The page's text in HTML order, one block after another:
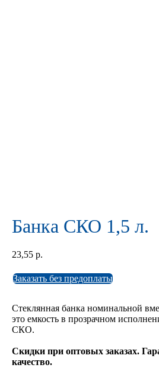
Банка СКО 1,5 л.
23,55 р.
Заказать без предоплаты
Стеклянная банка номинальной
это емкость в прозрачном
СКО.
Скидки при оптовых заказах.
качество.